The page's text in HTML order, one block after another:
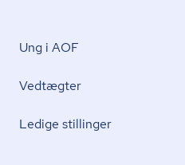
Ung i AOF
Vedtægter
Ledige stillinger